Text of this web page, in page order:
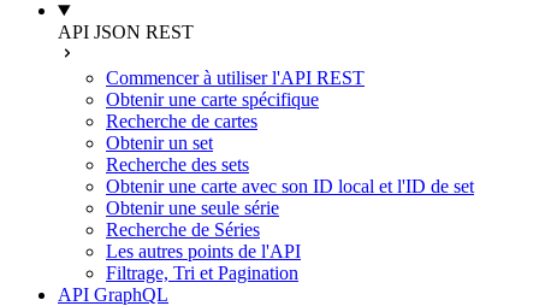
API JSON REST
Commencer à utiliser l'API REST
Obtenir une carte spécifique
Recherche de cartes
Obtenir un set
Recherche des sets
Obtenir une carte avec son ID local et l'ID de set
Obtenir une seule série
Recherche de Séries
Les autres points de l'API
Filtrage, Tri et Pagination
API GraphQL